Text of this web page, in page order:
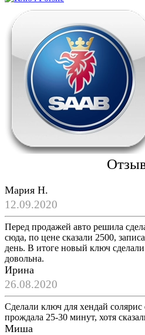
Мария Н.
12.09.2020
Перед продажей авто решила
сюда, по цене сказали 2500,
день. В итоге новый ключ
довольна.
Ирина
26.08.2020
Сделали ключ для хендай
прождала 25-30 минут, хотя
Миша